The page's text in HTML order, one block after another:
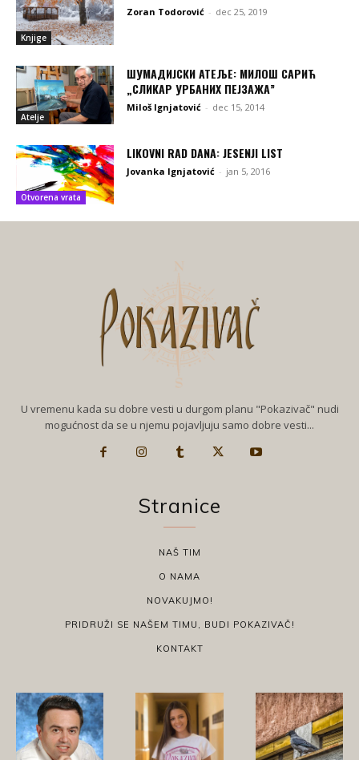
Knjige
Zoran Todorović - dec 25, 2019
Atelje
ШУМАДИЈСКИ АТЕЉЕ: МИЛОШ САРИЋ
„СЛИКАР УРБАНИХ ПЕЈЗАЖА”
Miloš Ignjatović - dec 15, 2014
Otvorena vrata
LIKOVNI RAD DANA: JESENJI LIST
Jovanka Ignjatović - jan 5, 2016
U vremenu kada su dobre vesti u durgom planu "Pokazivač" nudi
mogućnost da se u njemu pojavljuju samo dobre vesti...
Stranice
NAŠ TIM
O NAMA
NOVAKUJMO!
PRIDRUŽI SE NAŠEM TIMU, BUDI POKAZIVAČ!
KONTAKT